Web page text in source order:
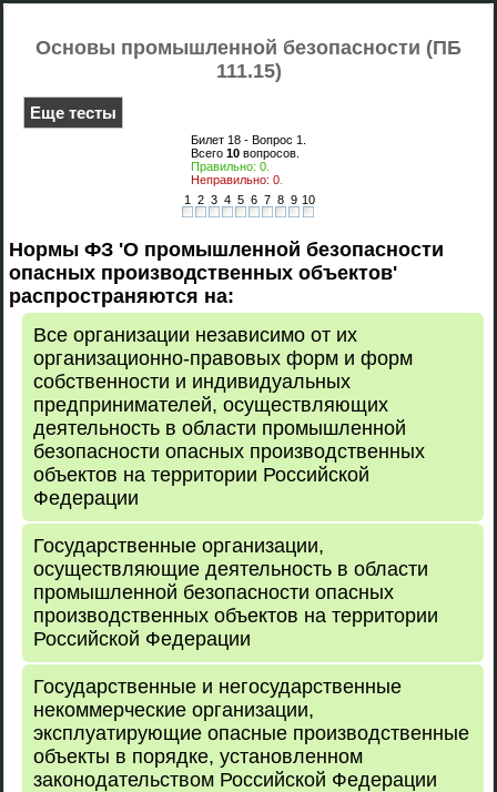
Основы промышленной безопасности (ПБ
111.15)
Еще тесты
Билет 18 - Вопрос 1
Всего 10 вопросов.
Правильно: 0
Неправильно: 0
1
2 3 4 5 6 7 8 9 10
Нормы ФЗ 'О промышленной безопасности
опасных производственных объектов'
распространяются на:
Все организации независимо от их
организационно-правовых форм и форм
собственности и индивидуальных
предпринимателей, осуществляющих
деятельность в области промышленной
безопасности опасных производственных
объектов на территории Российской
Федерации
Государственные организации,
осуществляющие деятельность в области
промышленной безопасности опасных
производственных объектов на территории
Российской Федерации
Государственные и негосударственные
некоммерческие организации,
эксплуатирующие опасные производственные
объекты в порядке, установленном
законодательством Российской Федерации